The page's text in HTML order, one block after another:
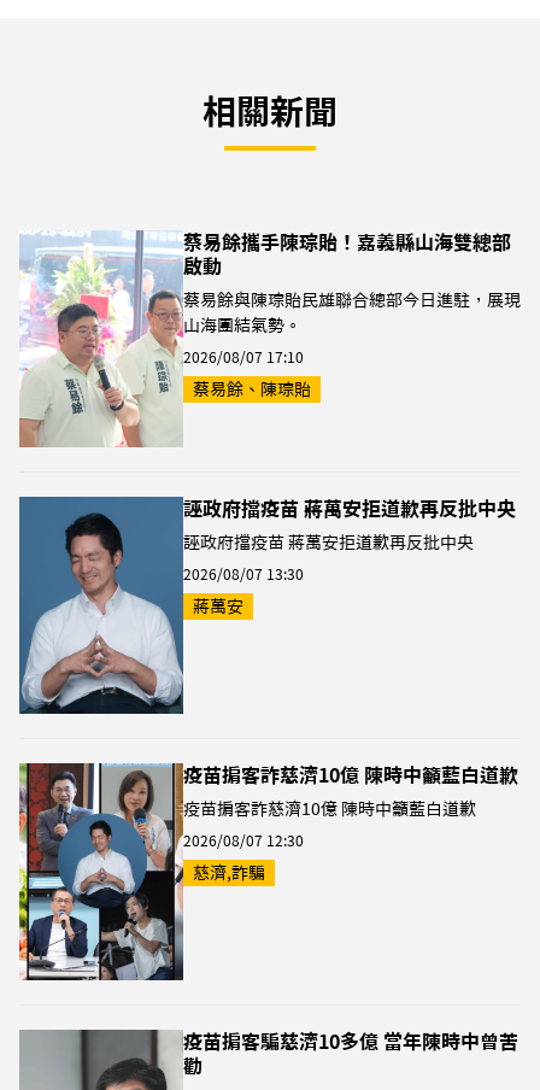
相關新聞
蔡易餘攜手陳琮貽！嘉義縣山海雙總部
啟動
蔡易餘與陳琮貽民雄聯合總部今日進駐，展現
山海團結氣勢。
2026/08/07 17:10
蔡易餘、陳琮貽
誣政府擋疫苗 蔣萬安拒道歉再反批中央
誣政府擋疫苗 蔣萬安拒道歉再反批中央
2026/08/07 13:30
蔣萬安
疫苗掮客詐慈濟10億 陳時中籲藍白道歉
疫苗掮客詐慈濟10億 陳時中籲藍白道歉
2026/08/07 12:30
慈濟,詐騙
疫苗掮客騙慈濟10多億 當年陳時中曾苦
勸